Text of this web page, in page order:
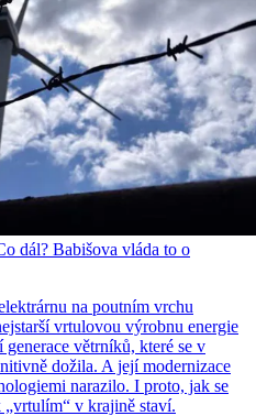
dál? Babišova vláda to o
na poutním vrchu
vrtulovou výrobnu energie
větrníků, které se v
dožila. A její modernizace
narazilo. I proto, jak se
„vrtulím“ v krajině staví.